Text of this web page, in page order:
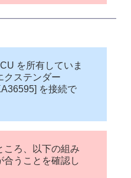
を所有していま
クステンダー
を接続で
ころ、以下の組み
合うことを確認し